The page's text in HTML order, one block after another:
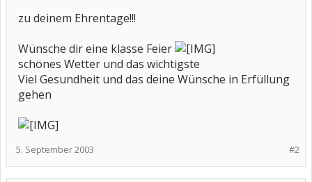
zu deinem Ehrentage!!!
Wünsche dir eine klasse Feier
schönes Wetter und das wichtigste
Viel Gesundheit und das deine Wünsche in Erfüllung
gehen
#2
5. September 2003